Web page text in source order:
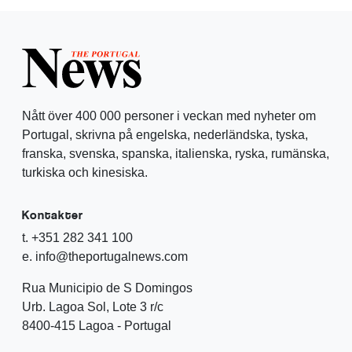
Nått över 400 000 personer i veckan med nyheter om
Portugal, skrivna på engelska, nederländska, tyska,
franska, svenska, spanska, italienska, ryska, rumänska,
turkiska och kinesiska.
Kontakter
t. +351 282 341 100
e. info@theportugalnews.com
Rua Municipio de S Domingos
Urb. Lagoa Sol, Lote 3 r/c
8400-415 Lagoa - Portugal